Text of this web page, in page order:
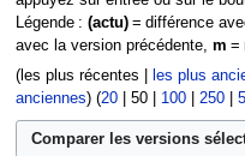
Légende : (actu)= différence
avec la version précédente, m =
(les plus récentes les plus
anciennes) (20| 50| 100| 250|